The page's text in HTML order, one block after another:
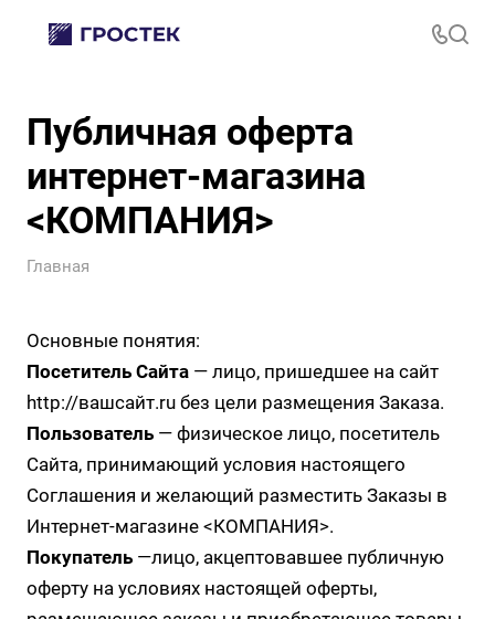
Публичная оферта
интернет-магазина
<КОМПАНИЯ>
Главная
Основные понятия:
Посетитель Сайта — лицо, пришедшее на сайт
http://вашсайт.ru без цели размещения Заказа.
Пользователь — физическое лицо, посетитель
Сайта, принимающий условия настоящего
Соглашения и желающий разместить Заказы в
Интернет-магазине <КОМПАНИЯ>.
Покупатель —лицо, акцептовавшее публичную
оферту на условиях настоящей оферты,